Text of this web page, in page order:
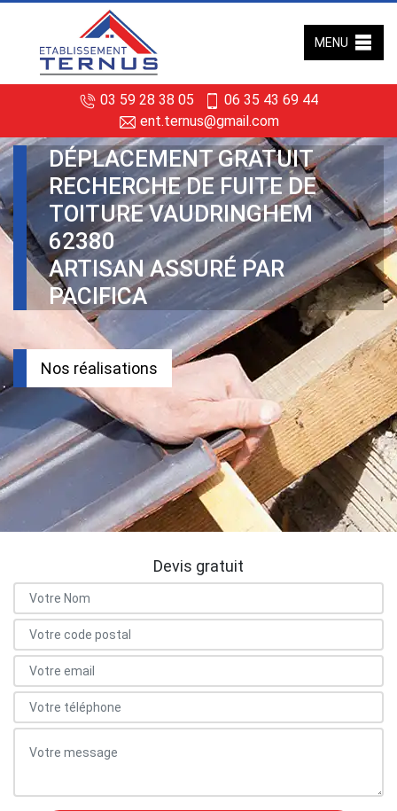
03 59 28 38 05
06 35 43 69 44
ent.ternus@gmail.com
MENU
DÉPLACEMENT GRATUIT
RECHERCHE DE FUITE DE
TOITURE VAUDRINGHEM
62380
ARTISAN ASSURÉ PAR
PACIFICA
Nos réalisations
Devis gratuit